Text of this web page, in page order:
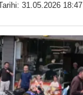
31.05.2026 18:47